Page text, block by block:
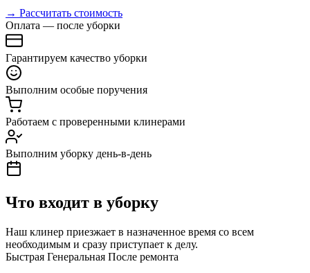
→ Рассчитать стоимость
Оплата — после уборки
Гарантируем качество уборки
Выполним особые поручения
Работаем с проверенными клинерами
Выполним уборку день-в-день
Что входит в уборку
Наш клинер приезжает в назначенное время со всем
необходимым и сразу приступает к делу.
Быстрая Генеральная После ремонта